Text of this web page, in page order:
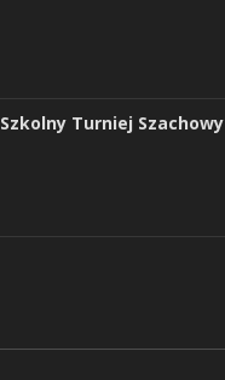
Szkolny Turniej Szachowy